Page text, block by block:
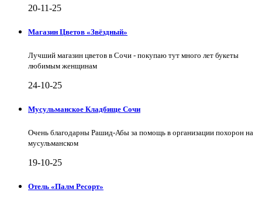
20-11-25
Магазин Цветов «Звёздный»
Лучший магазин цветов в Сочи - покупаю тут много лет букеты
любимым женщинам
24-10-25
Мусульманское Кладбище Сочи
Очень благодарны Рашид-Абы за помощь в организации похорон на
мусульманском
19-10-25
Отель «Палм Ресорт»